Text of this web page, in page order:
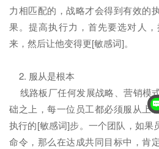
力相匹配的，战略才会得到有效的
果。提高执行力，首先要选对人
来，然后让他变得更[敏感词]。
2. 服从是根本
线路板厂任何发展战略、营销模
础之上，每一位员工都必须服从上
执行的[敏感词]步。一个团队，如果
命令，那么在达成共同目标中，肯